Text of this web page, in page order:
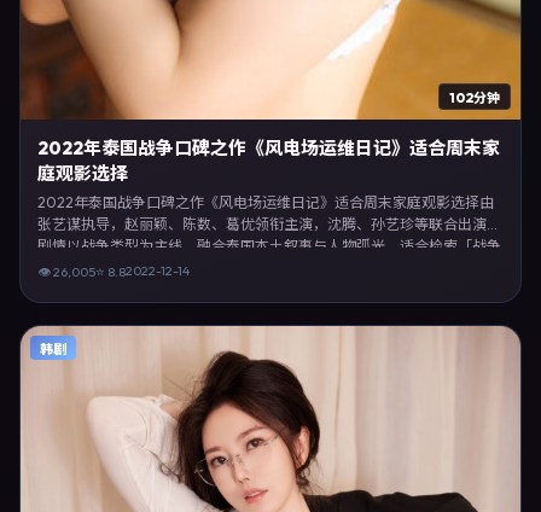
102分钟
2022年泰国战争口碑之作《风电场运维日记》适合周末家
庭观影选择
2022年泰国战争口碑之作《风电场运维日记》适合周末家庭观影选择由
张艺谋执导，赵丽颖、陈数、葛优领衔主演，沈腾、孙艺珍等联合出演。
剧情以战争类型为主线，融合泰国本土叙事与人物弧光，适合检索「战争
电影 泰国 张艺谋 赵丽颖」等关键词的观众。2022年12月14日于泰国主流
👁26,005⭐ 8.82022-12-14
韩剧